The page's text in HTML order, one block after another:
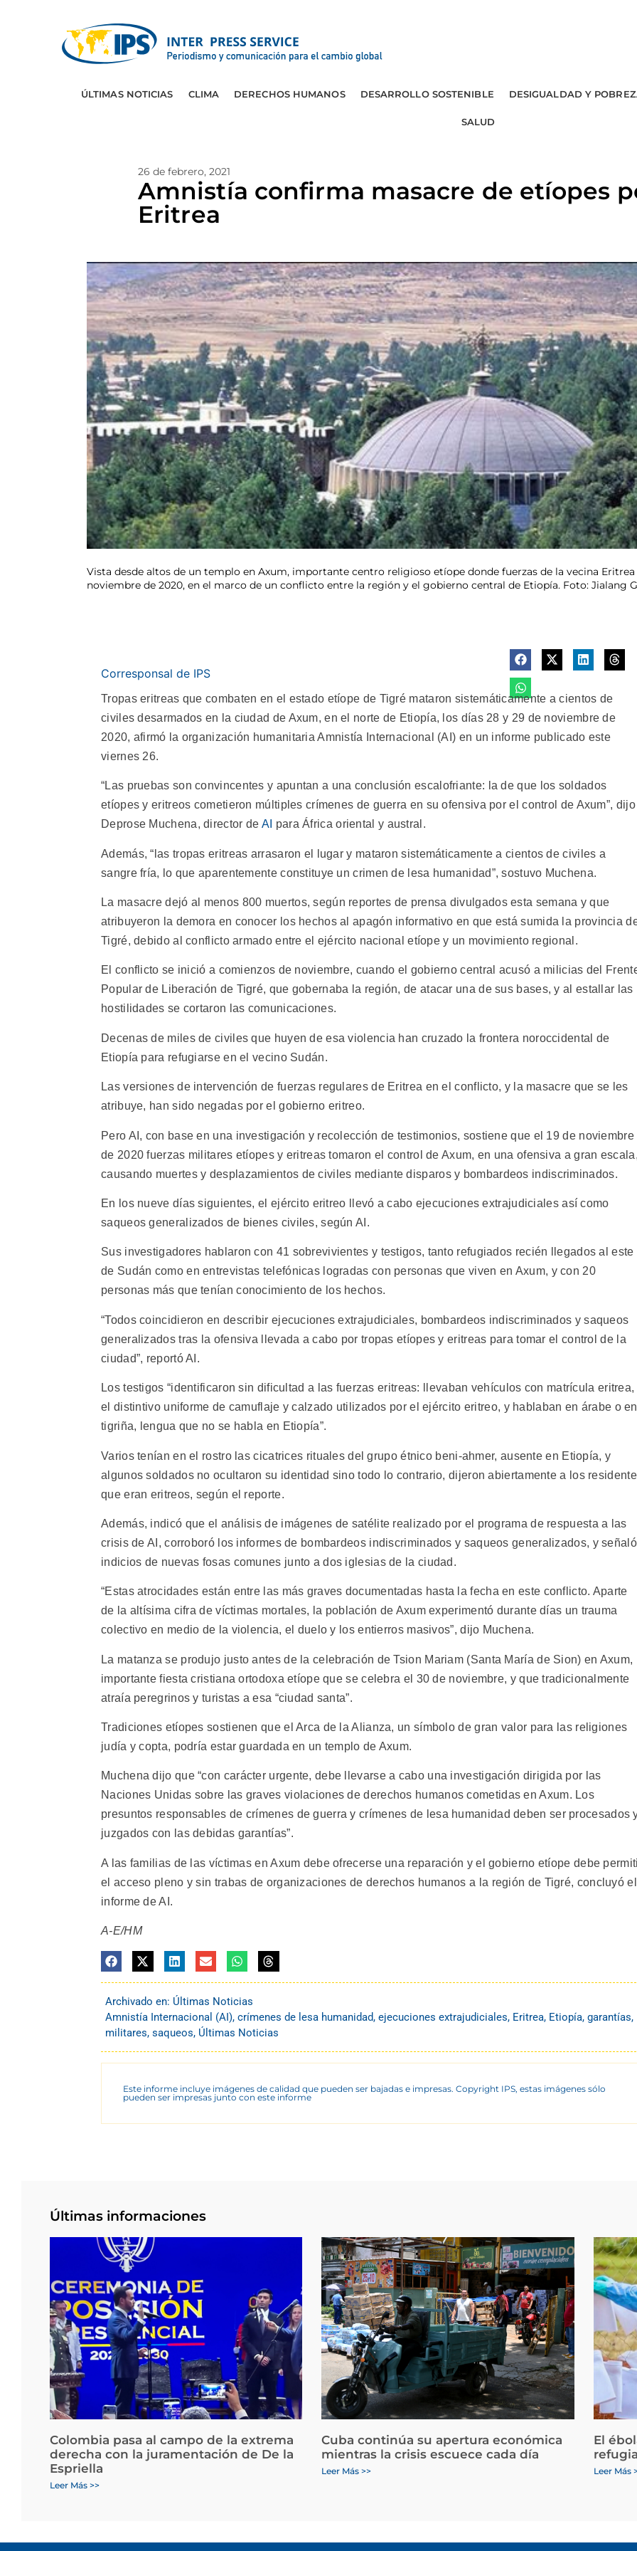
ÚLTIMAS NOTICIAS CLIMA DERECHOS HUMANOS DESARROLLO SOSTENIBLE DESIGUALDAD Y
SALUD
26 de febrero, 2021
Amnistía confirma masacre de etíopes
Eritrea
Vista desde altos de un templo en Axum, importante centro religioso etíope donde fuerzas de la vecina
noviembre de 2020, en el marco de un conflicto entre la región y el gobierno central de Etiopía. Foto: Jialang
Corresponsal de IPS
Tropas eritreas que combaten en el estado etíope de Tigré mataron sistemáticamente a cientos de
civiles desarmados en la ciudad de Axum, en el norte de Etiopía, los días 28 y 29 de noviembre de
2020, afirmó la organización humanitaria Amnistía Internacional (AI) en un informe publicado este
viernes 26.
“Las pruebas son convincentes y apuntan a una conclusión escalofriante: la de que los soldados
etíopes y eritreos cometieron múltiples crímenes de guerra en su ofensiva por el control de Axum”, dijo
Deprose Muchena, director de AI para África oriental y austral.
Además, “las tropas eritreas arrasaron el lugar y mataron sistemáticamente a cientos de civiles a
sangre fría, lo que aparentemente constituye un crimen de lesa humanidad”, sostuvo Muchena.
La masacre dejó al menos 800 muertos, según reportes de prensa divulgados esta semana y que
atribuyeron la demora en conocer los hechos al apagón informativo en que está sumida la provincia
Tigré, debido al conflicto armado entre el ejército nacional etíope y un movimiento regional.
El conflicto se inició a comienzos de noviembre, cuando el gobierno central acusó a milicias del
Popular de Liberación de Tigré, que gobernaba la región, de atacar una de sus bases, y al estallar las
hostilidades se cortaron las comunicaciones.
Decenas de miles de civiles que huyen de esa violencia han cruzado la frontera noroccidental de
Etiopía para refugiarse en el vecino Sudán.
Las versiones de intervención de fuerzas regulares de Eritrea en el conflicto, y la masacre que se les
atribuye, han sido negadas por el gobierno eritreo.
Pero AI, con base en una investigación y recolección de testimonios, sostiene que el 19 de noviembre
de 2020 fuerzas militares etíopes y eritreas tomaron el control de Axum, en una ofensiva a gran
causando muertes y desplazamientos de civiles mediante disparos y bombardeos indiscriminados.
En los nueve días siguientes, el ejército eritreo llevó a cabo ejecuciones extrajudiciales así como
saqueos generalizados de bienes civiles, según AI.
Sus investigadores hablaron con 41 sobrevivientes y testigos, tanto refugiados recién llegados al este
de Sudán como en entrevistas telefónicas logradas con personas que viven en Axum, y con 20
personas más que tenían conocimiento de los hechos.
“Todos coincidieron en describir ejecuciones extrajudiciales, bombardeos indiscriminados y saqueos
generalizados tras la ofensiva llevada a cabo por tropas etíopes y eritreas para tomar el control de la
ciudad”, reportó AI.
Los testigos “identificaron sin dificultad a las fuerzas eritreas: llevaban vehículos con matrícula eritrea,
el distintivo uniforme de camuflaje y calzado utilizados por el ejército eritreo, y hablaban en árabe o en
tigriña, lengua que no se habla en Etiopía”.
Varios tenían en el rostro las cicatrices rituales del grupo étnico beni-ahmer, ausente en Etiopía, y
algunos soldados no ocultaron su identidad sino todo lo contrario, dijeron abiertamente a los
que eran eritreos, según el reporte.
Además, indicó que el análisis de imágenes de satélite realizado por el programa de respuesta a las
crisis de AI, corroboró los informes de bombardeos indiscriminados y saqueos generalizados, y señaló
indicios de nuevas fosas comunes junto a dos iglesias de la ciudad.
“Estas atrocidades están entre las más graves documentadas hasta la fecha en este conflicto. Aparte
de la altísima cifra de víctimas mortales, la población de Axum experimentó durante días un trauma
colectivo en medio de la violencia, el duelo y los entierros masivos”, dijo Muchena.
La matanza se produjo justo antes de la celebración de Tsion Mariam (Santa María de Sion) en Axum,
importante fiesta cristiana ortodoxa etíope que se celebra el 30 de noviembre, y que tradicionalmente
atraía peregrinos y turistas a esa “ciudad santa”.
Tradiciones etíopes sostienen que el Arca de la Alianza, un símbolo de gran valor para las religiones
judía y copta, podría estar guardada en un templo de Axum.
Muchena dijo que “con carácter urgente, debe llevarse a cabo una investigación dirigida por las
Naciones Unidas sobre las graves violaciones de derechos humanos cometidas en Axum. Los
presuntos responsables de crímenes de guerra y crímenes de lesa humanidad deben ser procesados
juzgados con las debidas garantías”.
A las familias de las víctimas en Axum debe ofrecerse una reparación y el gobierno etíope debe
el acceso pleno y sin trabas de organizaciones de derechos humanos a la región de Tigré, concluyó el
informe de AI.
A-E/HM
Archivado en: Últimas Noticias
Amnistía Internacional (AI), crímenes de lesa humanidad, ejecuciones extrajudiciales, Eritrea, Etiopía, garantías,
militares, saqueos, Últimas Noticias
Este informe incluye imágenes de calidad que pueden ser bajadas e impresas. Copyright IPS, estas imágenes sólo
pueden ser impresas junto con este informe
Últimas informaciones
Colombia pasa al campo de la extrema
derecha con la juramentación de De la
Espriella
Leer Más >>
Cuba continúa su apertura económica
mientras la crisis escuece cada día
Leer Más >>
El
Leer Más